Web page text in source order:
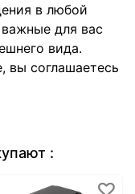
в любой
для вас
вида.
вы соглашаетесь
: